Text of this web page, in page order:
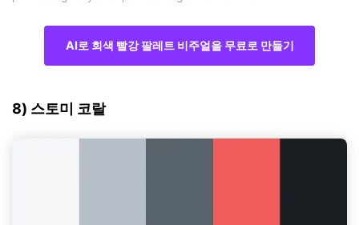
AI로 회색 빨강 팔레트 비주얼을 무료로 만들기
8) 스토미 코랄